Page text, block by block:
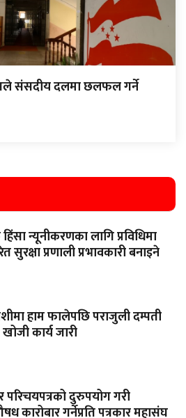
संसदीय दलमा छलफल गर्ने
न्यूनीकरणका लागि प्रविधिमा
सुरक्षा प्रणाली प्रभावकारी बनाइने
हाम फालेपछि पराजुली दम्पती
खोजी कार्य जारी
परिचयपत्रको दुरुपयोग गरी
कारोबार गर्नेप्रति पत्रकार महासंघ